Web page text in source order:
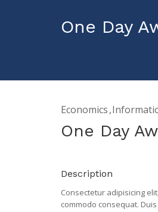
One Day
Economics
One Day
Description
Consectetur adipisicing
commodo consequat.